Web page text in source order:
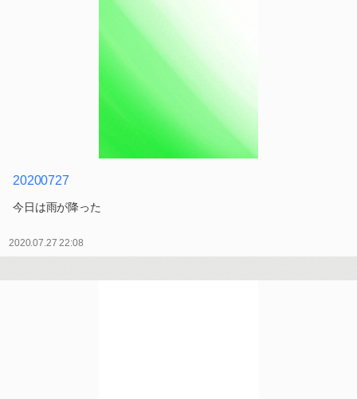
20200727
今日は雨が降った
2020.07.27 22:08